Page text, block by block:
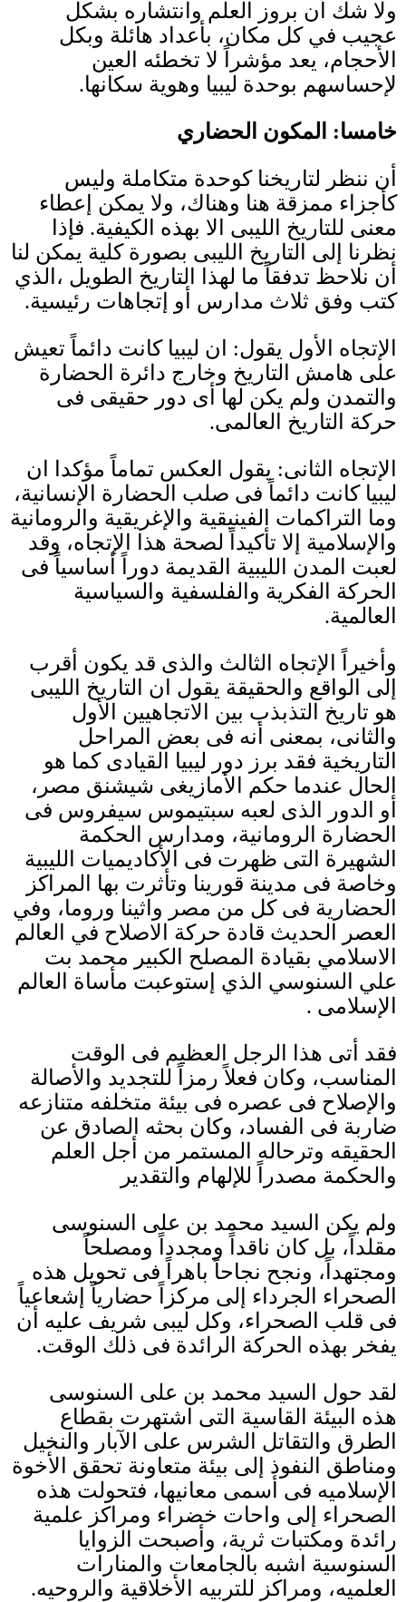
ولا شك أن بروز العلم وانتشاره بشكل
عجيب في كل مكان، بأعداد هائلة وبكل
الأحجام، يعد مؤشراً لا تخطئه العين
لإحساسهم بوحدة ليبيا وهوية سكانها.
خامسا:
المكون الحضاري
أن ننظر لتاريخنا كوحدة متكاملة وليس
كأجزاء ممزقة هنا وهناك، ولا يمكن إعطاء
معنى للتاريخ الليبى الا بهذه الكيفية. فإذا
نظرنا إلى التاريخ الليبى بصورة كلية يمكن لنا
أن نلاحظ تدفقاً ما لهذا التاريخ الطويل ،الذي
كتب وفق ثلاث مدارس أو إتجاهات رئيسية.
الإتجاه الأول يقول:
ان ليبيا كانت دائماً تعيش
على هامش التاريخ وخارج دائرة الحضارة
والتمدن ولم يكن لها أى دور حقيقى فى
حركة التاريخ العالمى.
الإتجاه الثانى: يقول العكس تماماً مؤكدا ان
ليبيا كانت دائماً فى صلب الحضارة الإنسانية،
وما التراكمات الفينيقية والإغريقية والرومانية
والإسلامية إلا تأكيداً لصحة هذا الإتجاه، وقد
لعبت المدن الليبية القديمة دوراً أساسياً فى
الحركة الفكرية والفلسفية والسياسية
العالمية.
وأخيراً الإتجاه الثالث والذى قد يكون أقرب
إلى الواقع والحقيقة يقول ان التاريخ الليبى
هو تاريخ التذبذب بين الاتجاهيين الأول
والثانى، بمعنى أنه فى بعض المراحل
التاريخية فقد برز دور ليبيا القيادى كما هو
الحال عندما حكم الأمازيغى شيشنق مصر،
أو الدور الذى لعبه سبتيموس سيفروس فى
الحضارة الرومانية، ومدارس الحكمة
الشهيرة التى ظهرت فى الأكاديميات الليبية
وخاصة فى مدينة قورينا وتأثرت بها المراكز
الحضارية فى كل من مصر واثينا وروما، وفي
العصر الحديث قادة حركة الاصلاح في العالم
الاسلامي بقيادة المصلح الكبير محمد بت
علي السنوسي الذي إستوعبت مأساة العالم
الإسلامى .
فقد أتى هذا الرجل العظيم فى الوقت
المناسب، وكان فعلاً رمزاً للتجديد والأصالة
والإصلاح فى عصره فى بيئة متخلفه متنازعه
ضاربة فى الفساد، وكان بحثه الصادق عن
الحقيقه وترحاله المستمر من أجل العلم
والحكمة مصدراً للإلهام والتقدير
ولم يكن السيد محمد بن على السنوسى
مقلداً، بل كان ناقداً ومجدداً ومصلحاً
ومجتهداً، ونجح نجاحاً باهراً فى تحويل هذه
الصحراء الجرداء إلى مركزاً حضارياً إشعاعياً
فى قلب الصحراء، وكل ليبى شريف عليه أن
يفخر بهذه الحركة الرائدة فى ذلك الوقت.
لقد حول السيد محمد بن على السنوسى
هذه البيئة القاسية التى اشتهرت بقطاع
الطرق والتقاتل الشرس على الآبار والنخيل
ومناطق النفوذ إلى بيئة متعاونة تحقق الأخوة
الإسلاميه فى أسمى معانيها، فتحولت هذه
الصحراء إلى واحات خضراء ومراكز علمية
رائدة ومكتبات ثرية، وأصبحت الزوايا
السنوسية اشبه بالجامعات والمنارات
العلميه، ومراكز للتربيه الأخلاقية والروحيه.